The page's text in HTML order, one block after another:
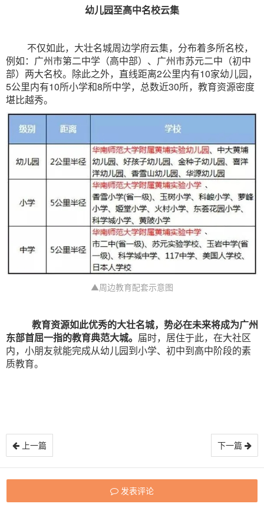
幼儿园至高中名校云集
不仅如此，大壮名城周边学府云集，分布着多所名校，
例如：广州市第二中学（高中部）、广州市苏元二中（初中
部）两大名校。除此之外，直线距离2公里内有10家幼儿园，
5公里内有10所小学和8所中学，总数近30所，教育资源密度
堪比越秀。
▲周边教育配套示意图
教育资源如此优秀的大壮名城，势必在未来将成为广州
东部首屈一指的教育典范大城。 届时，居住于此，在大社区
内，小朋友就能完成从幼儿园到小学、初中到高中阶段的素
质教育。
上一篇 下一篇
发表评论